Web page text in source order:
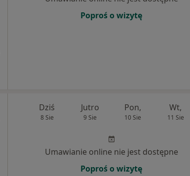
Poproś o wizytę
Dziś
8 Sie
Jutro
9 Sie
Pon,
10 Sie
Wt,
11 Sie
Umawianie online nie jest dostępne
Poproś o wizytę